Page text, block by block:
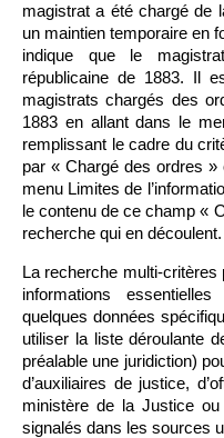
magistrat a été chargé de
un maintien temporaire en
indique que le
républicaine de 1883. Il
magistrats chargés des
1883 en allant dans le
remplissant le cadre du
par « Chargé des ordres
menu Limites de
le contenu de ce champ «
recherche qui en découlent.
La recherche multi-critères
informations
quelques données
utiliser la liste déroulante
préalable une juridiction)
d’auxiliaires de justice,
ministère de la Justice
signalés dans les sources